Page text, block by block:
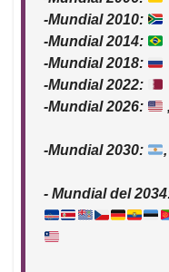
-Mundial 2010:
-Mundial 2014:
-Mundial 2018:
-Mundial 2022:
-Mundial 2026:
,
-Mundial 2030: ,
- Mundial del